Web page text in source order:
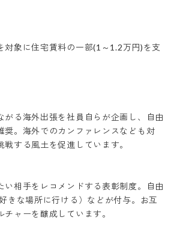
対象に住宅賃料の一部(1～1.2万円)を支
がる海外出張を社員自らが企画し、自由
奨。海外でのカンファレンスなども対
する風土を促進しています。
い相手をレコメンドする表彰制度。自由
きな場所に行ける）などが付与。お互
チャーを醸成しています。